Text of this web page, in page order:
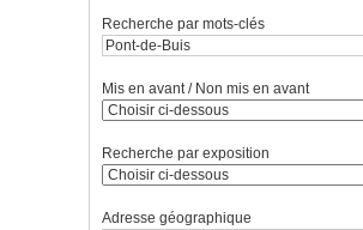
Recherche par mots-clés
Mis en avant / Non mis en avant
Recherche par exposition
Adresse géographique